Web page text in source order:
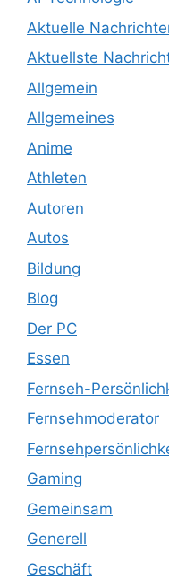
Aktuelle
Aktuellste
Allgemein
Allgemeines
Anime
Athleten
Autoren
Autos
Bildung
Blog
Der PC
Essen
Fernseh-
Fernsehmoderator
Gaming
Gemeinsam
Generell
Geschäft